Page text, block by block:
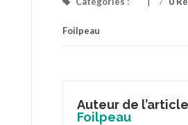
Foilpeau
Auteur de
Foilpeau